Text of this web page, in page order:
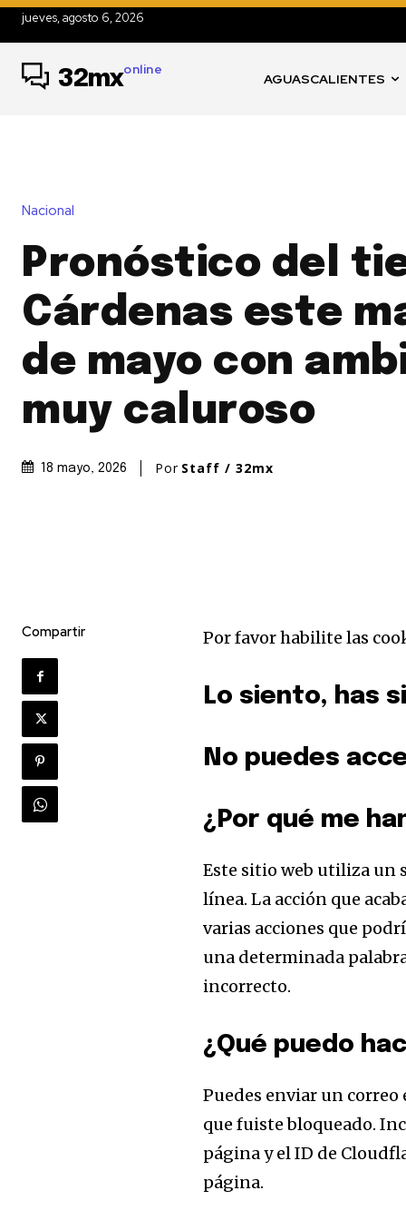
comunidad de
la
Para suscribirte, solo escribe
click en el botón de "suscribir".
privacidad y no enviaremos
está segura con nosotros.
32,111
jueves, agosto 6, 2026
32mxonline
AGUASCALIENTES
Nacional
Pronóstico del
Cárdenas este
de mayo con
muy caluroso
18 mayo, 2026 Por Staff / 32mx
Compartir Por favor habilite las
Lo siento, has
No puedes
¿Por qué me
Este sitio web utiliza un
línea. La acción que
varias acciones que
una determinada
incorrecto.
¿Qué puedo
Puedes enviar un
que fuiste bloqueado.
página y el ID de
página.